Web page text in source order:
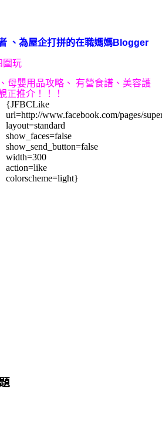
、為屋企打拼的在職媽媽Blogger
圍玩
母嬰用品攻略、 有營食譜、美容護
正推介 ！！！
{JFBCLike
url=http://www.facebook.com/pages/
layout=standard
show_faces=false
show_send_button=false
width=300
action=like
colorscheme=light}